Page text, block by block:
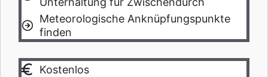
Meteorologische Anknüpfungspunkte
finden
Kostenlos